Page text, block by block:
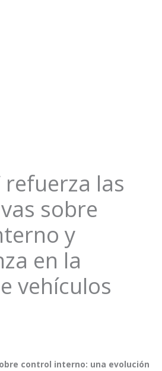
refuerza las
sobre
y
en la
vehículos
control interno: una evolución